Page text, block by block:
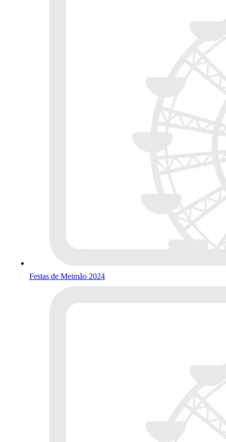
Festas de Meimão 2024